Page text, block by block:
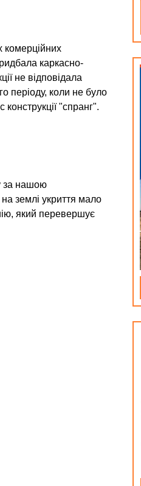
комерційних
каркасно-
не відповідала
періоду, коли не було
"спранг".
за нашою
землі укриття мало
який перевершує